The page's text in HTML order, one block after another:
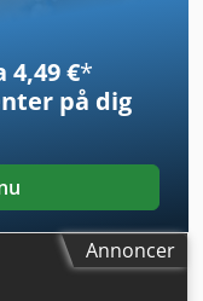
bedes du
mellemsalg.?
€*
på dig
Annoncer